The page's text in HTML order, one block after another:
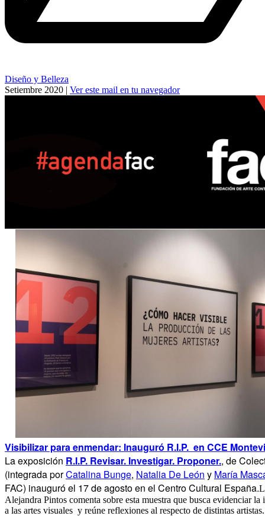
Diseño y Belleza
Setiembre 2020 | Ver este mail en tu navegador
Visibilizar para enmendar: Inauguró R.I.P. en CCE
La exposición R.I.P. Revisar. Investigar. Proponer., de
(integrada porCatalina Bunge, Natalia De León y María
FAC) inauguró el 17 de agosto en el Centro Cultural España.
Alejandra Pintos comenta sobre esta muestra que busca evidenciar la
a las artes visuales y reúne reflexiones al respecto de distintas artistas.